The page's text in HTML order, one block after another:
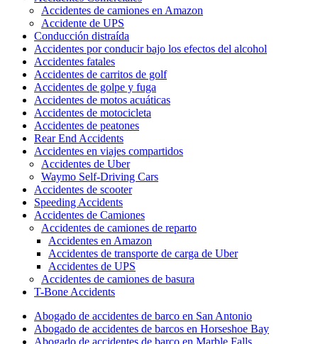
Accidentes de camiones en Amazon
Accidente de UPS
Conducción distraída
Accidentes por conducir bajo los efectos del alcohol
Accidentes fatales
Accidentes de carritos de golf
Accidentes de golpe y fuga
Accidentes de motos acuáticas
Accidentes de motocicleta
Accidentes de peatones
Rear End Accidents
Accidentes en viajes compartidos
Accidentes de Uber
Waymo Self-Driving Cars
Accidentes de scooter
Speeding Accidents
Accidentes de Camiones
Accidentes de camiones de reparto
Accidentes en Amazon
Accidentes de transporte de carga de Uber
Accidentes de UPS
Accidentes de camiones de basura
T-Bone Accidents
Abogado de accidentes de barco en San Antonio
Abogado de accidentes de barcos en Horseshoe Bay
Abogado de accidentes de barco en Marble Falls